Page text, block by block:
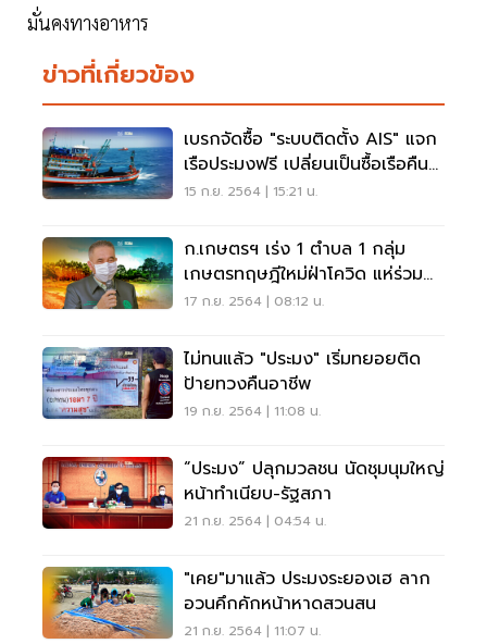
มั่นคงทางอาหาร
ข่าวที่เกี่ยวข้อง
เบรกจัดซื้อ "ระบบติดตั้ง AIS" แจก
เรือประมงฟรี เปลี่ยนเป็นซื้อเรือคืนดี
กว่า
15 ก.ย. 2564 | 15:21 น.
ก.เกษตรฯ เร่ง 1 ตำบล 1 กลุ่ม
เกษตรทฤษฎีใหม่ฝ่าโควิด แห่ร่วม
แล้ว 2.8 หมื่นราย
17 ก.ย. 2564 | 08:12 น.
ไม่ทนแล้ว "ประมง" เริ่มทยอยติด
ป้ายทวงคืนอาชีพ
19 ก.ย. 2564 | 11:08 น.
“ประมง” ปลุกมวลชน นัดชุมนุมใหญ่
หน้าทำเนียบ-รัฐสภา
21 ก.ย. 2564 | 04:54 น.
"เคย"มาแล้ว ประมงระยองเฮ ลาก
อวนคึกคักหน้าหาดสวนสน
21 ก.ย. 2564 | 11:07 น.